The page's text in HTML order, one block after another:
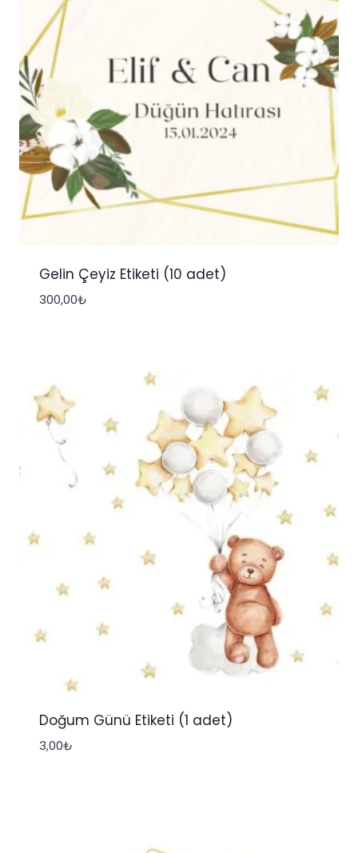
Gelin Çeyiz Etiketi (10 adet)
300,00₺
Doğum Günü Etiketi (1 adet)
3,00₺